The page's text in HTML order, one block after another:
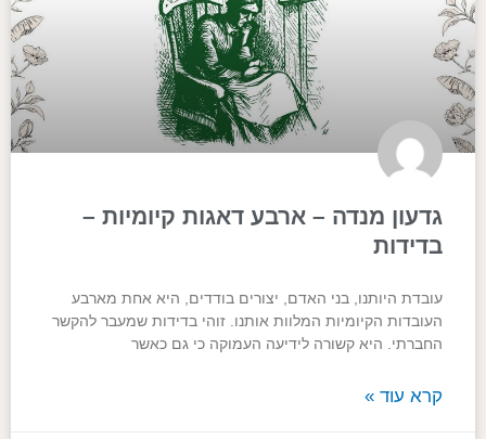
גדעון מנדה – ארבע דאגות קיומיות –
בדידות
עובדת היותנו, בני האדם, יצורים בודדים, היא אחת מארבע
העובדות הקיומיות המלוות אותנו. זוהי בדידות שמעבר להקשר
החברתי. היא קשורה לידיעה העמוקה כי גם כאשר
קרא עוד »